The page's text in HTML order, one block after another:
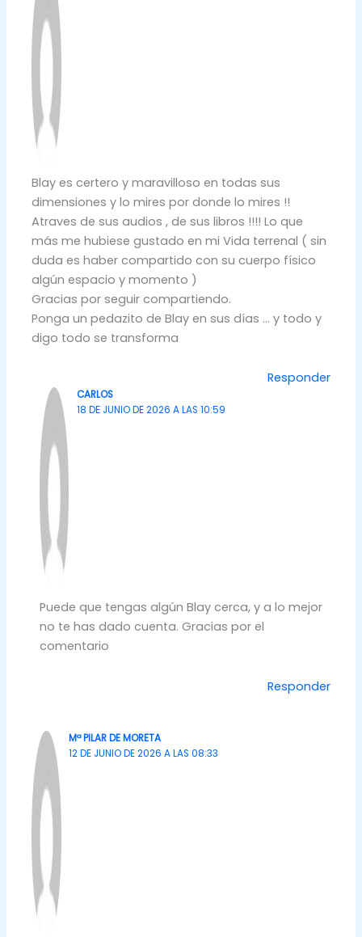
Blay es certero y maravilloso en todas sus
dimensiones y lo mires por donde lo mires !!
Atraves de sus audios , de sus libros !!!! Lo que
más me hubiese gustado en mi Vida terrenal ( sin
duda es haber compartido con su cuerpo físico
algún espacio y momento )
Gracias por seguir compartiendo.
Ponga un pedazito de Blay en sus días … y todo y
digo todo se transforma
Responder
CARLOS
18 DE JUNIO DE 2026 A LAS 10:59
Puede que tengas algún Blay cerca, y a lo mejor
no te has dado cuenta. Gracias por el
comentario
Responder
Mª PILAR DE MORETA
12 DE JUNIO DE 2026 A LAS 08:33